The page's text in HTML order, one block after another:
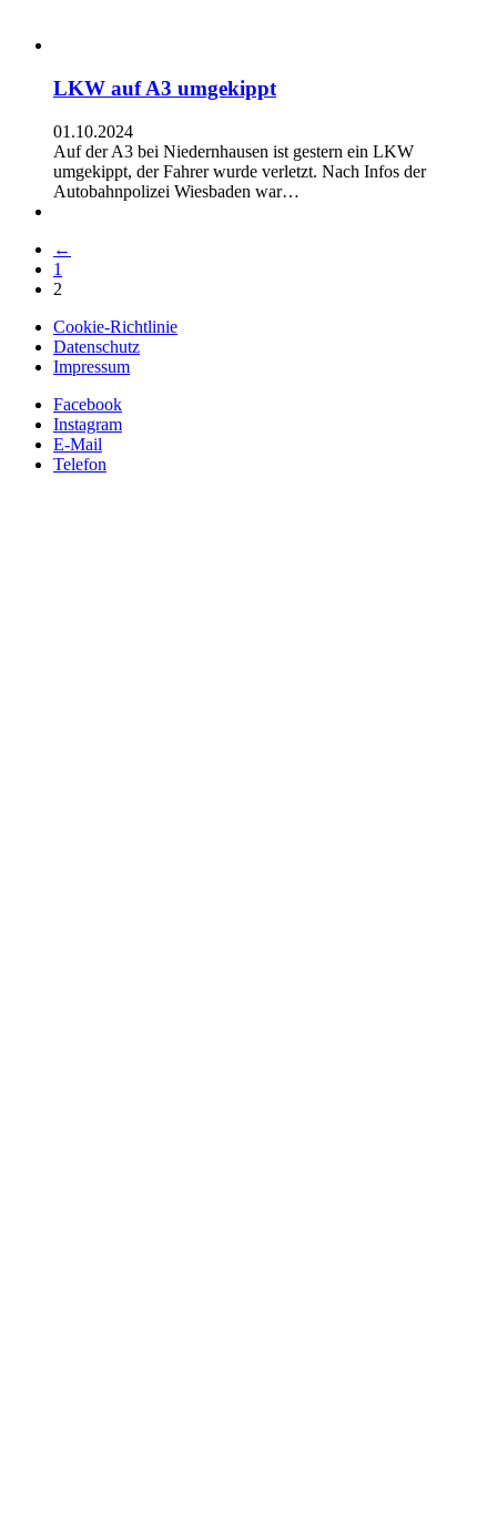
LKW auf A3 umgekippt
01.10.2024
Auf der A3 bei Niedernhausen ist gestern ein LKW
umgekippt, der Fahrer wurde verletzt. Nach Infos der
Autobahnpolizei Wiesbaden war…
←
1
2
Cookie-Richtlinie
Datenschutz
Impressum
Facebook
Instagram
E-Mail
Telefon